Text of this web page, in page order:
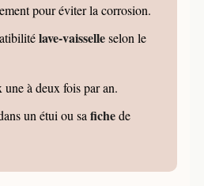
pour éviter la corrosion.
lave-vaisselleselon le
une à deux fois par an.
un étui ou sa fichede